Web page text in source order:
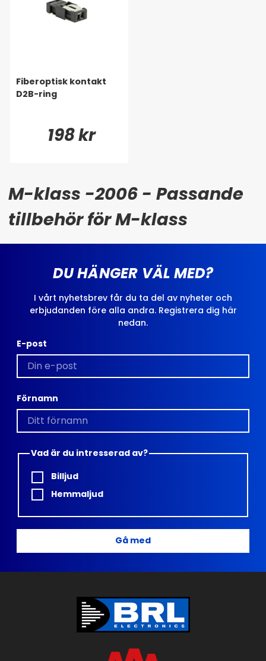
Fiberoptisk kontakt
D2B-ring
198 kr
M-klass -2006 - Passande
tillbehör för M-klass
DU HÄNGER VÄL MED?
I vårt nyhetsbrev får du ta del av nyheter och
erbjudanden före alla andra. Registrera dig här
nedan.
E-post
Förnamn
Vad är du intresserad av?
Billjud
Hemmaljud
Gå med